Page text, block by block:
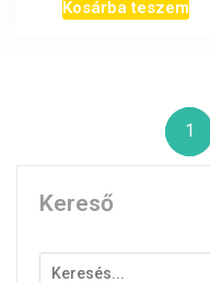
Kosárba teszem
1
Kereső